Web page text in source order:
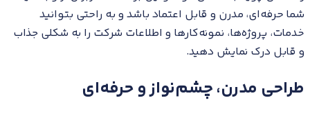
شما حرفه‌ای، مدرن و قابل اعتماد باشد و به راحتی بتوانید
خدمات، پروژه‌ها، نمونه‌کارها و اطلاعات شرکت را به شکلی جذاب
و قابل درک نمایش دهید.
طراحی مدرن، چشم‌نواز و حرفه‌ای